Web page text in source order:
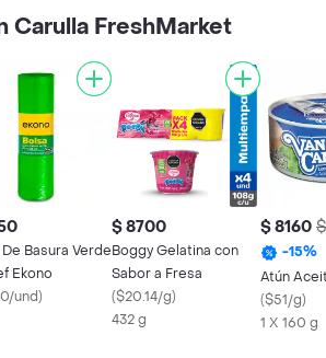
Carulla FreshMarket
Basura Verde
Ekono
und)
$ 8700
Boggy Gelatina con
Sabor a Fresa
($20.14/g)
432 g
$ 8160
-15%
Atún
($51/g)
1 X 160 g